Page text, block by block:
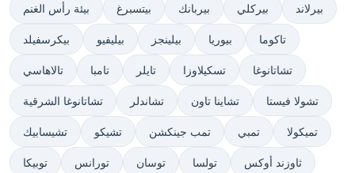
بيئة رأس الغنم بيتسبرغ بيربانك بيركلي بيرلاند
بيكرسفيلد بيليفيو بيلينجز بيوريا تاكوما
تالاهاسي تامبا تايلر تسكيلاوزا تشاتانوغا
تشاتانوغا الشرقية تشاندلر تشاينا تاون تشولا فيستا
تشيسابيك تشيكو تمب جينكشن تمبي تميكولا
توبيكا تورانس توسان تولسا ثاوزند أوكس